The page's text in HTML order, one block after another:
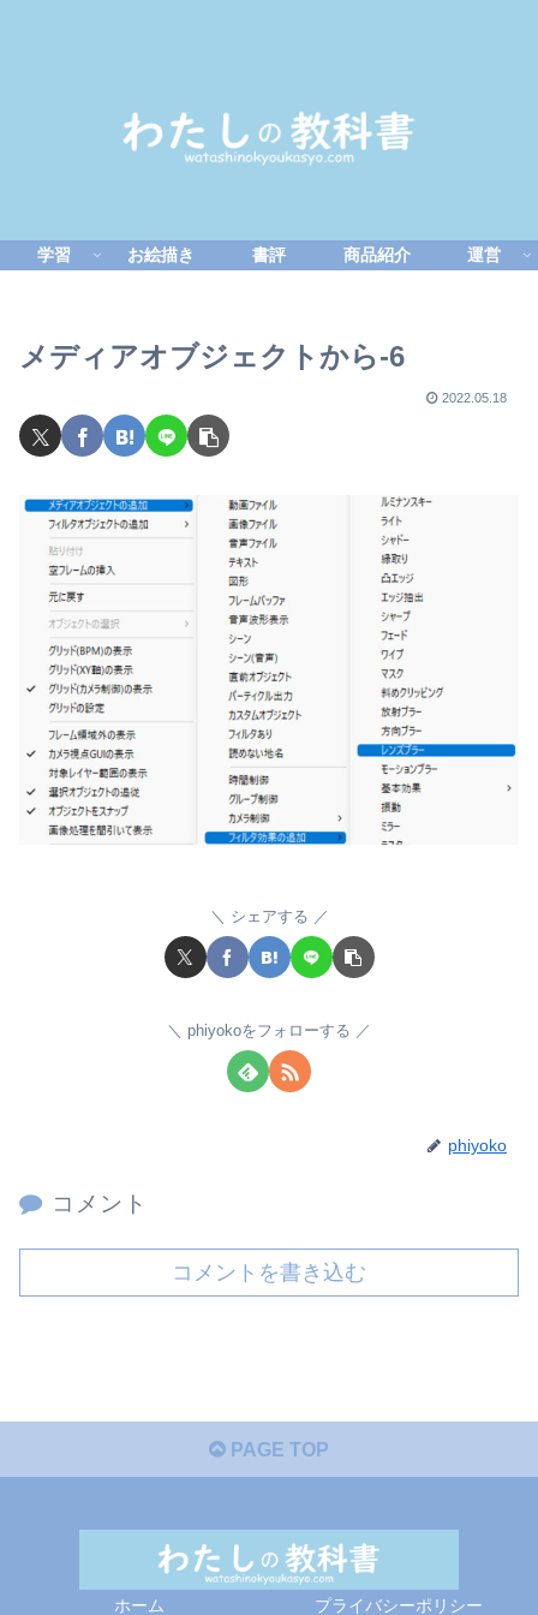
学習 お絵描き 書評 商品紹介 運営
メディアオブジェクトから-6
2022.05.18
シェアする
phiyokoをフォローする
phiyoko
コメント
コメントを書き込む
PAGE TOP
ホーム プライバシーポリシー